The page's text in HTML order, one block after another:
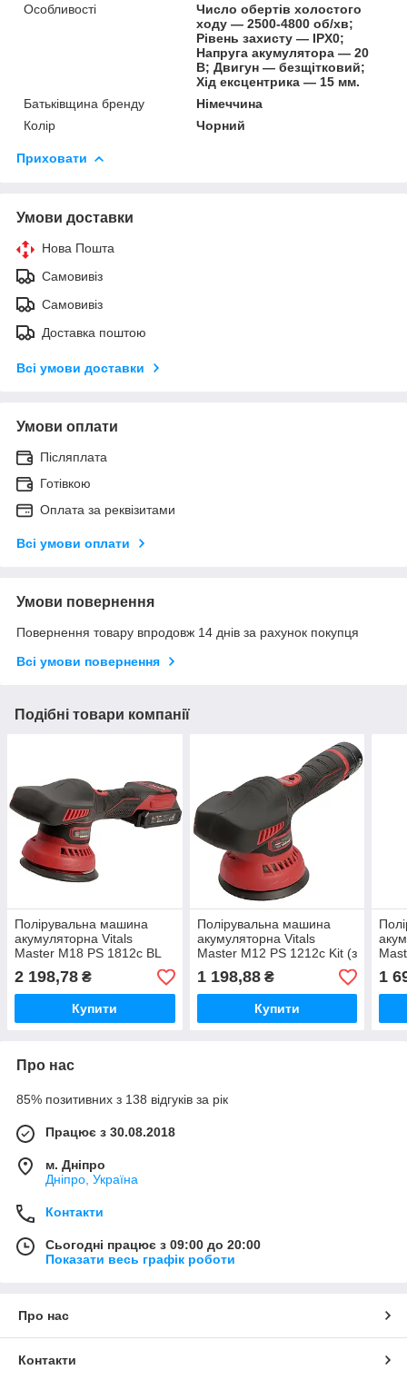
Особливості
Число обертів холостого
ходу — 2500-4800 об/хв;
Рівень захисту — IPX0;
Напруга акумулятора — 20
В; Двигун — безщітковий;
Хід ексцентрика — 15 мм.
Батьківщина бренду
Німеччина
Колір
Чорний
Приховати
Умови доставки
Нова Пошта
Самовивіз
Самовивіз
Доставка поштою
Всі умови доставки
Умови оплати
Післяплата
Готівкою
Оплата за реквізитами
Всі умови оплати
Умови повернення
Повернення товару впродовж 14 днів за рахунок покупця
Всі умови повернення
Подібні товари компанії
Полірувальна машина
акумуляторна Vitals
Master M18 PS 1812c BL
Kit (з АКБ і ЗП)
2 198,78 ₴
Купити
Полірувальна машина
акумуляторна Vitals
Master M12 PS 1212c Kit (з
АКБ і ЗП)
1 198,88₴
Купити
1
Про нас
85% позитивних з 138 відгуків за рік
Працює з 30.08.2018
м. Дніпро
Дніпро, Україна
Контакти
Сьогодні працює з 09:00 до 20:00
Показати весь графік роботи
Про нас
Контакти